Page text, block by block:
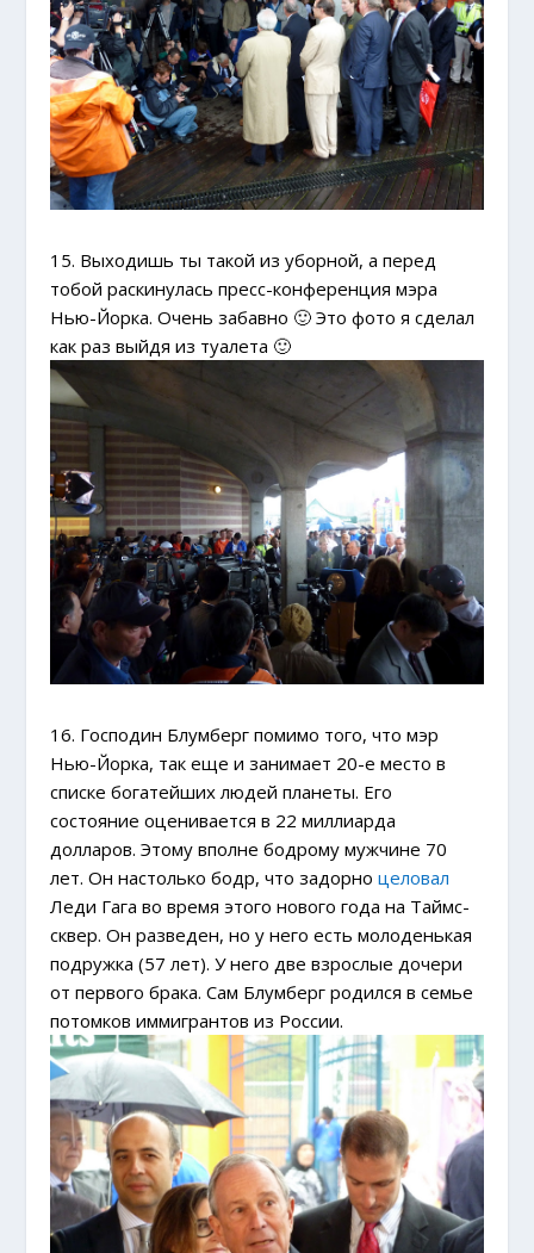
15. Выходишь ты такой из уборной, а перед
тобой раскинулась пресс-конференция мэра
Нью-Йорка. Очень забавно 🙂 Это фото я сделал
как раз выйдя из туалета 🙂
16. Господин Блумберг помимо того, что мэр
Нью-Йорка, так еще и занимает 20-е место в
списке богатейших людей планеты. Его
состояние оценивается в 22 миллиарда
долларов. Этому вполне бодрому мужчине 70
лет. Он настолько бодр, что задорноцеловал
Леди Гага во время этого нового года на Таймс-
сквер. Он разведен, но у него есть молоденькая
подружка (57 лет). У него две взрослые дочери
от первого брака. Сам Блумберг родился в семье
потомков иммигрантов из России.